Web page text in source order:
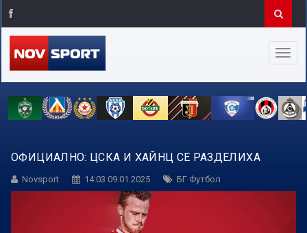
ОФИЦИАЛНО: ЦСКА И ХАЙНЦ СЕ РАЗДЕЛИХА
Novsport 14:03 09.01.2025 БГ Футбол